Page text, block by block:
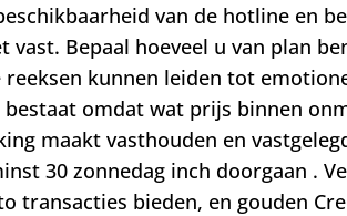
van de hotline en
Bepaal hoeveel u van plan
kunnen leiden tot
omdat wat prijs binnen
maakt vasthouden en
30 zonnedag inch doorgaan .
transacties bieden, en gouden